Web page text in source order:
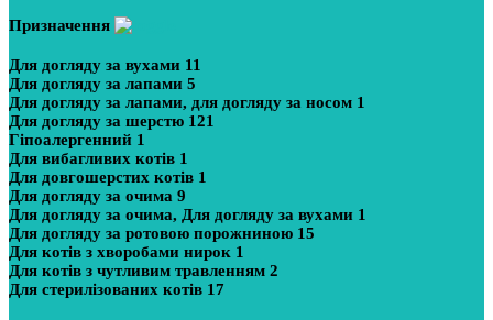
Призначення
Для догляду за вухами 11
Для догляду за лапами 5
Для догляду за лапами, для догляду за носом 1
Для догляду за шерстю 121
Гіпоалергенний 1
Для вибагливих котів 1
Для довгошерстих котів 1
Для догляду за очима 9
Для догляду за очима, Для догляду за вухами 1
Для догляду за ротовою порожниною 15
Для котів з хворобами нирок 1
Для котів з чутливим травленням 2
Для стерилізованих котів 17